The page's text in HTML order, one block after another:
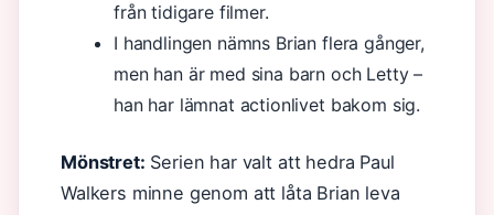
från tidigare filmer.
I handlingen nämns Brian flera gånger,
men han är med sina barn och Letty –
han har lämnat actionlivet bakom sig.
Mönstret: Serien har valt att hedra Paul
Walkers minne genom att låta Brian leva